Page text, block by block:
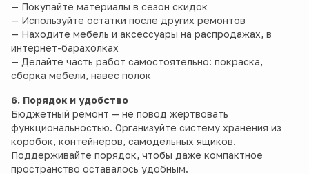
— Покупайте материалы в сезон скидок
— Используйте остатки после других ремонтов
— Находите мебель и аксессуары на распродажах, в
интернет-барахолках
— Делайте часть работ самостоятельно: покраска,
сборка мебели, навес полок
6. Порядок и удобство
Бюджетный ремонт — не повод жертвовать
функциональностью. Организуйте систему хранения из
коробок, контейнеров, самодельных ящиков.
Поддерживайте порядок, чтобы даже компактное
пространство оставалось удобным.